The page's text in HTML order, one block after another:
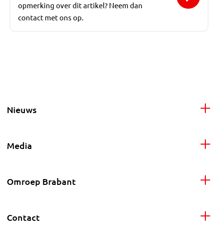
opmerking over dit artikel? Neem dan
contact met ons op.
Nieuws
Media
Omroep Brabant
Contact